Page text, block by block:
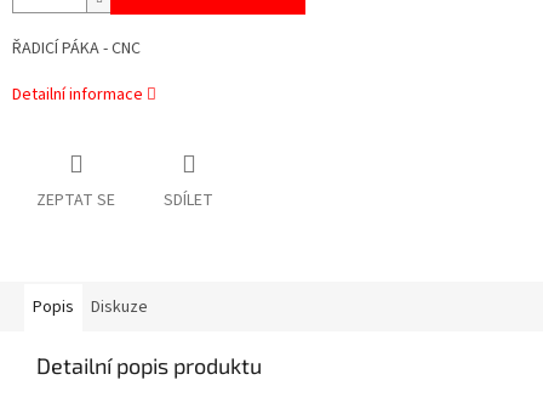
ŘADICÍ PÁKA - CNC
Detailní informace
ZEPTAT SE SDÍLET
Popis Diskuze
Detailní popis produktu